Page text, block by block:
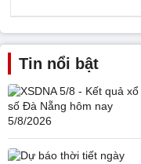
Tin nổi bật